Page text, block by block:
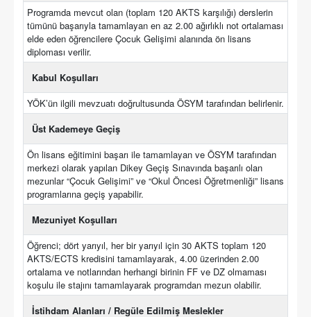
Programda mevcut olan (toplam 120 AKTS karşılığı) derslerin
tümünü başarıyla tamamlayan en az 2.00 ağırlıklı not ortalaması
elde eden öğrencilere Çocuk Gelişimi alanında ön lisans
diploması verilir.
Kabul Koşulları
YÖK’ün ilgili mevzuatı doğrultusunda ÖSYM tarafından belirlenir.
Üst Kademeye Geçiş
Ön lisans eğitimini başarı ile tamamlayan ve ÖSYM tarafından
merkezi olarak yapılan Dikey Geçiş Sınavında başarılı olan
mezunlar “Çocuk Gelişimi” ve “Okul Öncesi Öğretmenliği” lisans
programlarına geçiş yapabilir.
Mezuniyet Koşulları
Öğrenci; dört yarıyıl, her bir yarıyıl için 30 AKTS toplam 120
AKTS/ECTS kredisini tamamlayarak, 4.00 üzerinden 2.00
ortalama ve notlarından herhangi birinin FF ve DZ olmaması
koşulu ile stajını tamamlayarak programdan mezun olabilir.
İstihdam Alanları / Regüle Edilmiş Meslekler